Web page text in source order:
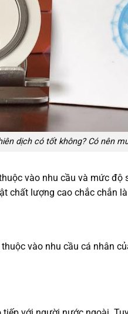
dịch có tốt không? Có nên
vào nhu cầu và mức
chất lượng cao chắc chắn
vào nhu cầu cá nhân